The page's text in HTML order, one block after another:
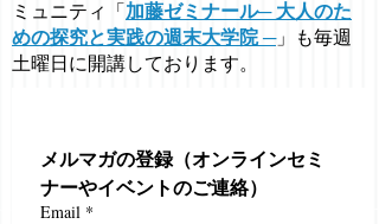
ミュニティ「 加藤ゼミナール─ 大人のた
めの探究と実践の週末大学院 ─」も毎週
土曜日に開講しております。
メルマガの登録（オンラインセミ
ナーやイベントのご連絡）
Email *